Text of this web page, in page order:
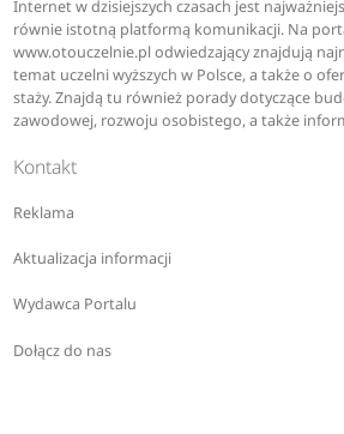
Internet w dzisiejszych czasach jest
równie istotną platformą komunikacji. Na
www.otouczelnie.pl odwiedzający znajdują
temat uczelni wyższych w Polsce, a także o
staży. Znajdą tu również porady dotyczące
zawodowej, rozwoju osobistego, a także
Kontakt
Reklama
Aktualizacja informacji
Wydawca Portalu
Dołącz do nas